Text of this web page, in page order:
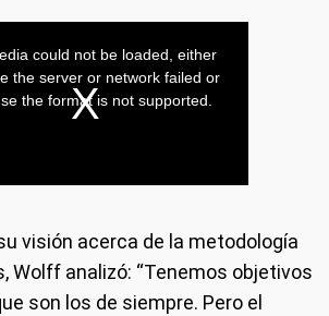
visión acerca de la metodología
Wolff analizó: “Tenemos objetivos
son los de siempre. Pero el